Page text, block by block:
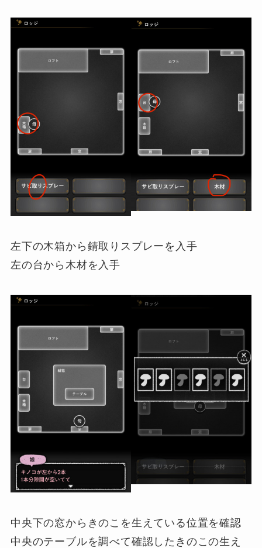
左下の木箱から錆取りスプレーを入手
左の台から木材を入手
中央下の窓からきのこを生えている位置を確認
中央のテーブルを調べて確認したきのこの生え